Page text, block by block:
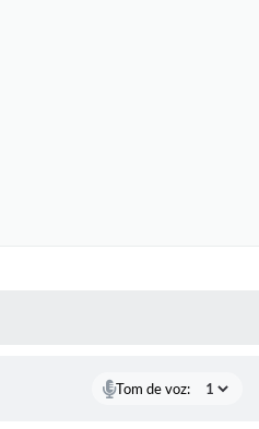
Tom de voz: